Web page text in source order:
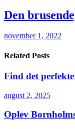
Den
november 1, 2022
Related Posts
Find det
august 2, 2025
Oplev